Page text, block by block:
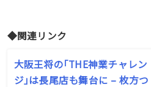
◆関連リンク
大阪王将の｢THE神業チャレン
ジ｣は長尾店も舞台に – 枚方つ